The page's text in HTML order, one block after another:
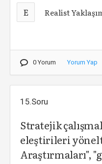
E Realist
0 Yorum Yorum Yap
15.Soru
Stratejik
eleştirileri
Araştırmaları",